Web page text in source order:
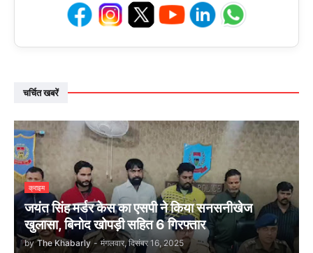
चर्चित खबरें
क्राइम
जयंत सिंह मर्डर केस का एसपी ने किया सनसनीखेज
खुलासा, बिनोद खोपड़ी सहित 6 गिरफ्तार
by The Khabarly - मंगलवार, दिसंबर 16, 2025